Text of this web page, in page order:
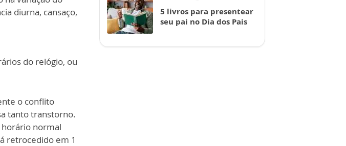
diurna, cansaço,
do relógio, ou
o conflito
tanto transtorno.
normal
retrocedido em 1
5 livros para presentear
seu pai no Dia dos Pais